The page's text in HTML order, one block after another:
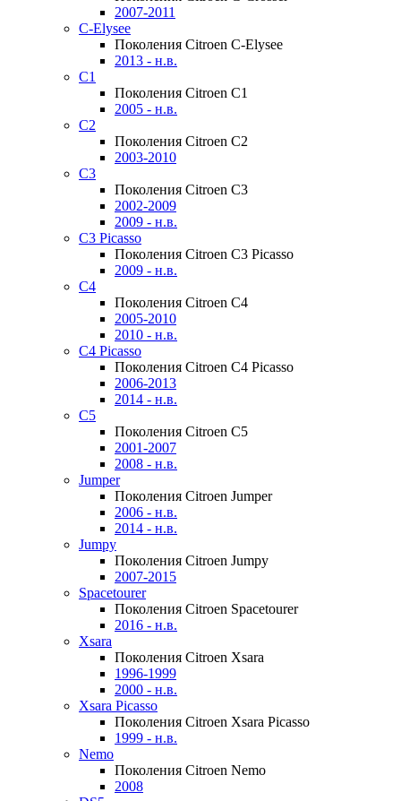
2007-2011
C-Elysee
Поколения Citroen C-Elysee
2013 - н.в.
C1
Поколения Citroen C1
2005 - н.в.
C2
Поколения Citroen C2
2003-2010
C3
Поколения Citroen C3
2002-2009
2009 - н.в.
C3 Picasso
Поколения Citroen C3 Picasso
2009 - н.в.
C4
Поколения Citroen C4
2005-2010
2010 - н.в.
C4 Picasso
Поколения Citroen C4 Picasso
2006-2013
2014 - н.в.
C5
Поколения Citroen C5
2001-2007
2008 - н.в.
Jumper
Поколения Citroen Jumper
2006 - н.в.
2014 - н.в.
Jumpy
Поколения Citroen Jumpy
2007-2015
Spacetourer
Поколения Citroen Spacetourer
2016 - н.в.
Xsara
Поколения Citroen Xsara
1996-1999
2000 - н.в.
Xsara Picasso
Поколения Citroen Xsara Picasso
1999 - н.в.
Nemo
Поколения Citroen Nemo
2008